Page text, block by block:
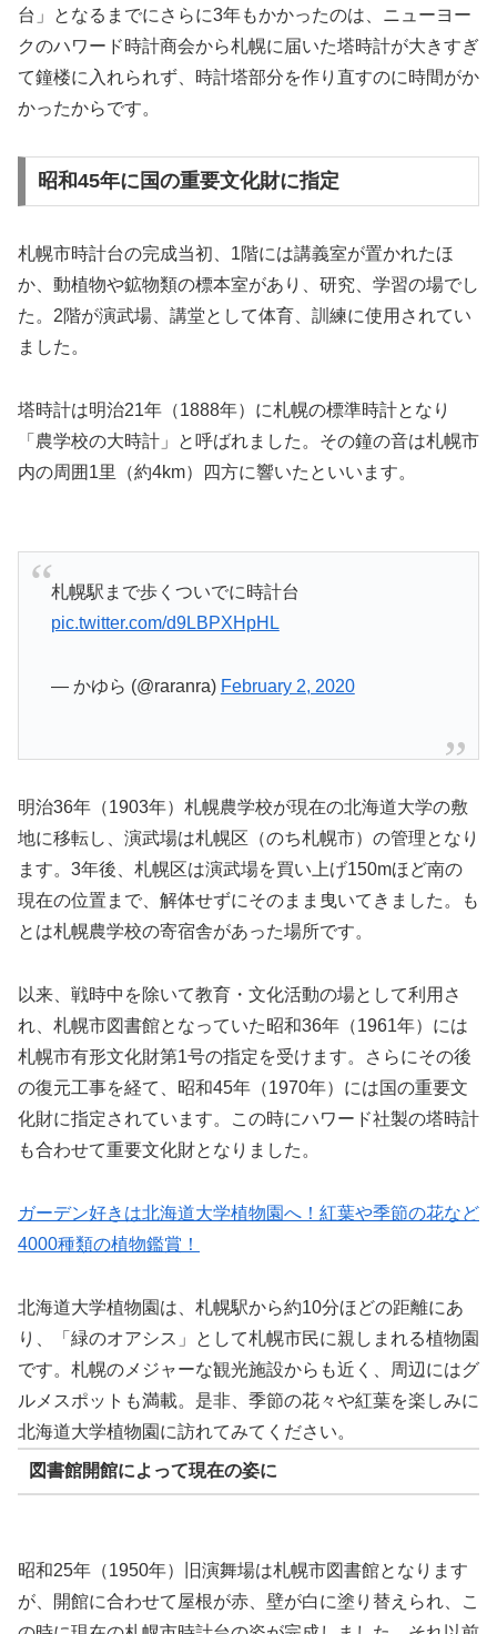
台」となるまでにさらに3年もかかったのは、ニューヨー
クのハワード時計商会から札幌に届いた塔時計が大きすぎ
て鐘楼に入れられず、時計塔部分を作り直すのに時間がか
かったからです。
昭和45年に国の重要文化財に指定
札幌市時計台の完成当初、1階には講義室が置かれたほ
か、動植物や鉱物類の標本室があり、研究、学習の場でし
た。2階が演武場、講堂として体育、訓練に使用されてい
ました。
塔時計は明治21年（1888年）に札幌の標準時計となり
「農学校の大時計」と呼ばれました。その鐘の音は札幌市
内の周囲1里（約4km）四方に響いたといいます。
札幌駅まで歩くついでに時計台
pic.twitter.com/d9LBPXHpHL
— かゆら (@raranra) February 2, 2020
明治36年（1903年）札幌農学校が現在の北海道大学の敷
地に移転し、演武場は札幌区（のち札幌市）の管理となり
ます。3年後、札幌区は演武場を買い上げ150mほど南の
現在の位置まで、解体せずにそのまま曳いてきました。も
とは札幌農学校の寄宿舎があった場所です。
以来、戦時中を除いて教育・文化活動の場として利用さ
れ、札幌市図書館となっていた昭和36年（1961年）には
札幌市有形文化財第1号の指定を受けます。さらにその後
の復元工事を経て、昭和45年（1970年）には国の重要文
化財に指定されています。この時にハワード社製の塔時計
も合わせて重要文化財となりました。
ガーデン好きは北海道大学植物園へ！紅葉や季節の花など
4000種類の植物鑑賞！
北海道大学植物園は、札幌駅から約10分ほどの距離にあ
り、「緑のオアシス」として札幌市民に親しまれる植物園
です。札幌のメジャーな観光施設からも近く、周辺にはグ
ルメスポットも満載。是非、季節の花々や紅葉を楽しみに
北海道大学植物園に訪れてみてください。
図書館開館によって現在の姿に
昭和25年（1950年）旧演舞場は札幌市図書館となります
が、開館に合わせて屋根が赤、壁が白に塗り替えられ、こ